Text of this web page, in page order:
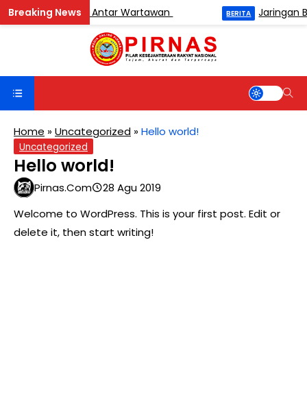
Catur Antar Wartawan BERITA Jaringan
Home »Uncategorized »Hello world!
Uncategorized
Hello world!
Pirnas.com
28 Agu 2019
Welcome to WordPress. This is your first post. Edit or
delete it, then start writing!